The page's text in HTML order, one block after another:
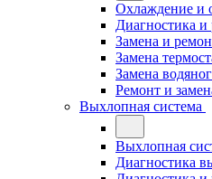
Охлаждение и
Диагностика
Замена и
Замена
Замена
Ремонт и
Выхлопная система
Выхлопная
Диагностика